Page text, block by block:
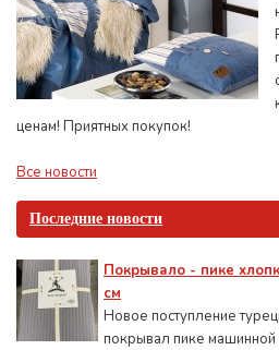
Последние новости
Покрывало - пике
см
Новое поступление
покрывал пике машинной
ценам! Приятных покупок!
Все новости